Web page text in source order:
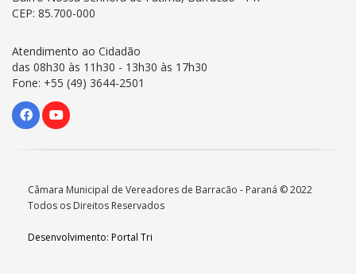
CEP: 85.700-000
Atendimento ao Cidadão
das 08h30 às 11h30 - 13h30 às 17h30
Fone: +55 (49) 3644-2501
Câmara Municipal de Vereadores de Barracão - Paraná © 2022
Todos os Direitos Reservados
Desenvolvimento: Portal Tri